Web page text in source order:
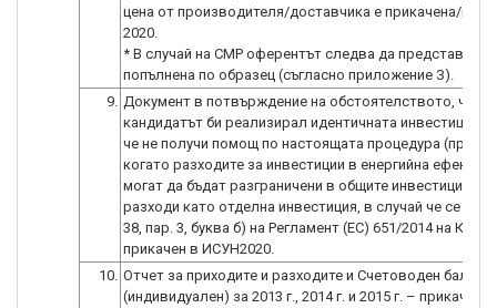
цена от производителя/доставчика е прикачена/и в
2020.
* В случай на СМР оферентът следва да представи
попълнена по образец (съгласно приложение З).
9. Документ в потвърждение на обстоятелството, че
кандидатът би реализирал идентичната инвестиция, в
че не получи помощ по настоящата процедура
когато разходите за инвестиции в енергийна
могат да бъдат разграничени в общите инвестиционни
разходи като отделна инвестиция, в случай че се
38, пар. 3, буква б) на Регламент (ЕС) 651/2014 на
прикачен в ИСУН2020.
10. Отчет за приходите и разходите и Счетоводен баланс
(индивидуален) за 2013 г., 2014 г. и 2015 г. –